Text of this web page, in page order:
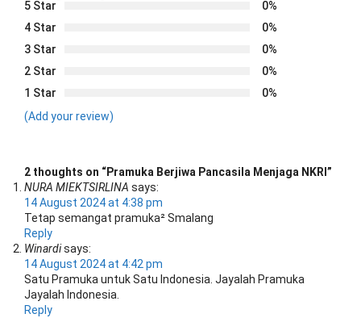
5 Star
0%
4 Star
0%
3 Star
0%
2 Star
0%
1 Star
0%
(Add your review)
2 thoughts on “Pramuka Berjiwa Pancasila Menjaga NKRI ”
NURA MIEKTSIRLINA says:
14 August 2024 at 4:38 pm
Tetap semangat pramuka² Smalang
Reply
Winardisays:
14 August 2024 at 4:42 pm
Satu Pramuka untuk Satu Indonesia. Jayalah Pramuka
Jayalah Indonesia.
Reply